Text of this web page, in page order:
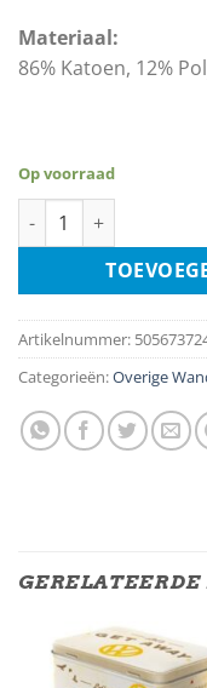
Materiaal:
86% Katoen, 12%
Op voorraad
Sokken – Alice
Artikelnummer:
Categorieën:Overige
GERELATEERDE